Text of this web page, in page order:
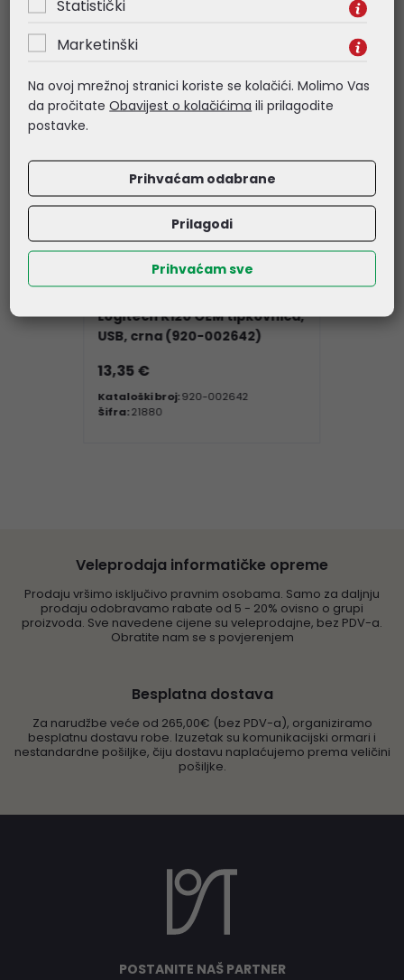
LOGITECH
Logitech K120 OEM tipkovnica,
USB, crna (920-002642)
13,35 €
Kataloški broj:920-002642
Šifra:21880
Veleprodaja informatičke opreme
Prodaju vršimo isključivo pravnim osobama. Samo za daljnju
prodaju odobravamo rabate od 5 - 20% ovisno o grupi
proizvoda. Sve navedene cijene su veleprodajne, bez PDV-a.
Obratite nam se s povjerenjem
Besplatna dostava
Za narudžbe veće od 265,00€ (bez PDV-a), organiziramo
besplatnu dostavu robe. Izuzetak su komunikacijski ormari i
nestandardne pošiljke, čiju dostavu naplaćujemo prema veličini
pošiljke.
POSTANITE NAŠ PARTNER
Statistički
Marketinški
Na ovoj mrežnoj stranici koriste se kolačići. Molimo Vas
da pročitateObavijest o kolačićima ili prilagodite
postavke.
Prihvaćam odabrane
Prilagodi
Prihvaćam sve